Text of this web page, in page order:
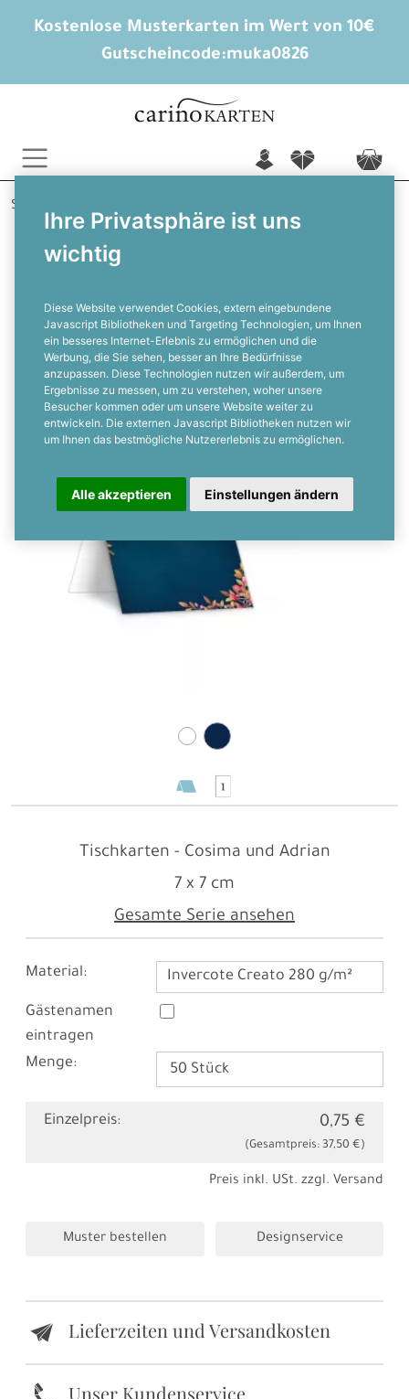
Kostenlose Musterkarten im Wert von 10€
Gutscheincode:muka0826
Ihre Privatsphäre ist uns
wichtig
Diese Website verwendet Cookies, extern eingebundene
Javascript Bibliotheken und Targeting Technologien, um Ihnen
ein besseres Internet-Erlebnis zu ermöglichen und die
Werbung, die Sie sehen, besser an Ihre Bedürfnisse
anzupassen. Diese Technologien nutzen wir außerdem, um
Ergebnisse zu messen, um zu verstehen, woher unsere
Besucher kommen oder um unsere Website weiter zu
entwickeln. Die externen Javascript Bibliotheken nutzen wir
um Ihnen das bestmögliche Nutzererlebnis zu ermöglichen.
Alle akzeptieren Einstellungen ändern
n f c
Startseite
Cosima und Adrian
Personalisierbar
Tischkarten zur Herbst Hochzeit in
Tischkarten - Cosima und Adrian
Gesamte Serie ansehen
7 x 7 cm
Material: Invercote Creato 280 g/m²
Gästenamen
eintragen
Menge:
Einzelpreis: 0,75 €
(Gesamtpreis: 37,50 €)
Preis inkl. USt. zzgl. Versand
Muster bestellen Designservice
e Lieferzeiten und Versandkosten
Unser Kundenservice